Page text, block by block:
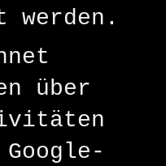
werden.
über